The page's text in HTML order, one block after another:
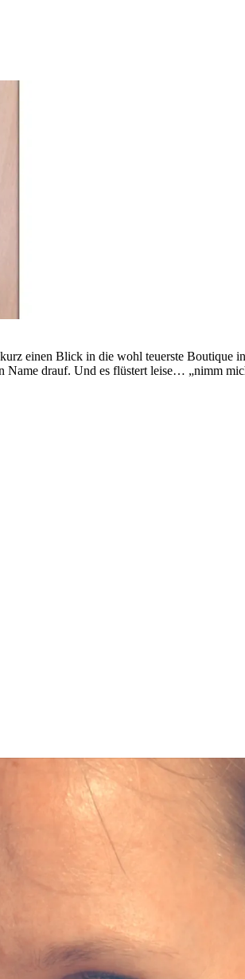
einen Blick in die wohl teuerste Boutique
Name drauf. Und es flüstert leise… „nimm